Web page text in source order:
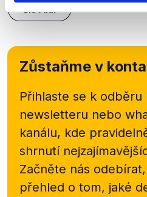
Číst dál
Zůstaňme v
Přihlaste se k odběru
newsletteru nebo
kanálu, kde
shrnutí
Začněte nás
přehled o tom, jaké